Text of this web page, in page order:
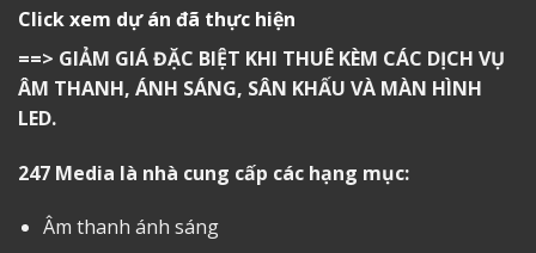
Click xem dự án đã thực hiện
==> GIẢM GIÁ ĐẶC BIỆT KHI THUÊ KÈM CÁC DỊCH VỤ
ÂM THANH, ÁNH SÁNG, SÂN KHẤU VÀ MÀN HÌNH
LED.
247 Media là nhà cung cấp các hạng mục:
Âm thanh ánh sáng